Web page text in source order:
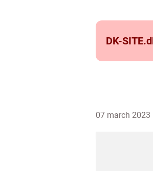
DK-SITE.
07 march 2023